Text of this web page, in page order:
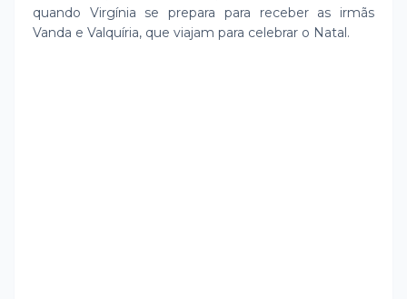
quando Virgínia se prepara para receber as irmãs
Vanda e Valquíria, que viajam para celebrar o Natal.